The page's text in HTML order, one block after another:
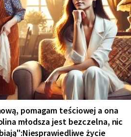
pomagam teściowej a ona
młodsza jest bezczelna, nic
życie